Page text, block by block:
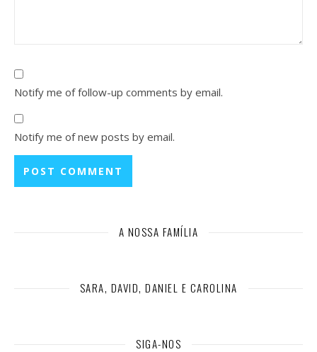
Notify me of follow-up comments by email.
Notify me of new posts by email.
A NOSSA FAMÍLIA
SARA, DAVID, DANIEL E CAROLINA
SIGA-NOS